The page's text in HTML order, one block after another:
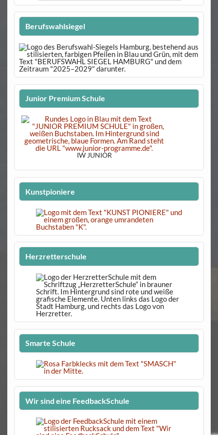
Berufswahlsiegel
Junior Premium Schule
IW JUNIOR
Kunstpioniere
Herzretterschule
Smarte Schule
Wir sind eine FeedbackSchule